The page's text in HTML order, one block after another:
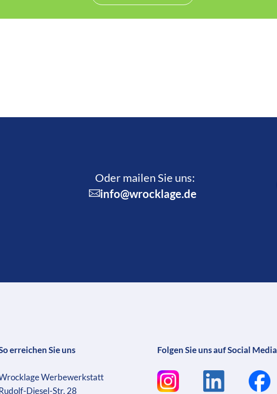
Oder mailen Sie uns:
info@wrocklage.de
erreichen Sie uns
Werbewerkstatt
Diesel-Str. 28
Folgen Sie uns auf Social Media